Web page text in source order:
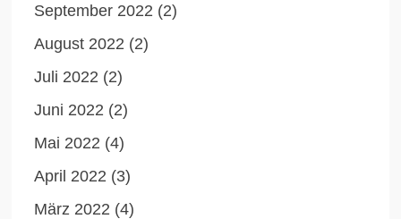
September 2022 (2)
August 2022 (2)
Juli 2022 (2)
Juni 2022 (2)
Mai 2022 (4)
April 2022 (3)
März 2022 (4)